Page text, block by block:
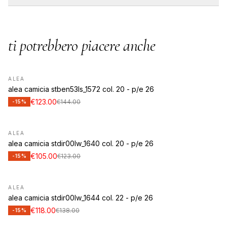
ti potrebbero piacere anche
ALEA
alea camicia stben53ls_1572 col. 20 - p/e 26
-15% €123.00€144.00
ALEA
alea camicia stdir00lw_1640 col. 20 - p/e 26
-15% €105.00€123.00
ALEA
alea camicia stdir00lw_1644 col. 22 - p/e 26
-15% €118.00€138.00